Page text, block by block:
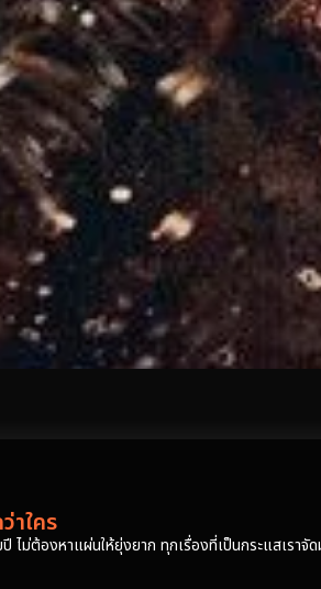
าใคร
ม่ต้องหาแผ่นให้ยุ่งยาก ทุกเรื่องที่เป็นกระแสเราจัด